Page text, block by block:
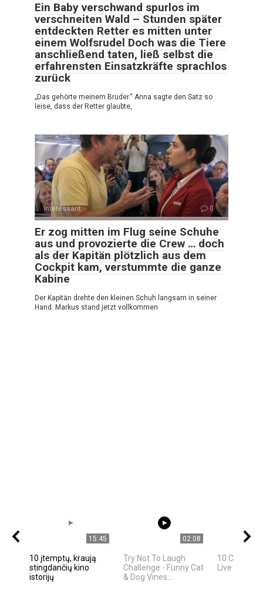
Ein Baby verschwand spurlos im
verschneiten Wald – Stunden später
entdeckten Retter es mitten unter
einem Wolfsrudel Doch was die Tiere
anschließend taten, ließ selbst die
erfahrensten Einsatzkräfte sprachlos
zurück
„Das gehörte meinem Bruder.“ Anna sagte den Satz so
leise, dass der Retter glaubte,
Interessant 0
Er zog mitten im Flug seine Schuhe
aus und provozierte die Crew … doch
als der Kapitän plötzlich aus dem
Cockpit kam, verstummte die ganze
Kabine
Der Kapitän drehte den kleinen Schuh langsam in seiner
Hand. Markus stand jetzt vollkommen
15:45
10 įtemptų, kraują
stingdančių kino
istorijų
02:08
Try Not To Laugh
Challenge - Funny Cat
& Dog Vines...
10
Live In Los